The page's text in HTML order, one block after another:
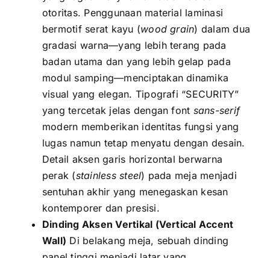
otoritas. Penggunaan material laminasi
bermotif serat kayu (wood grain) dalam dua
gradasi warna—yang lebih terang pada
badan utama dan yang lebih gelap pada
modul samping—menciptakan dinamika
visual yang elegan. Tipografi “SECURITY”
yang tercetak jelas dengan font sans-serif
modern memberikan identitas fungsi yang
lugas namun tetap menyatu dengan desain.
Detail aksen garis horizontal berwarna
perak (stainless steel) pada meja menjadi
sentuhan akhir yang menegaskan kesan
kontemporer dan presisi.
Dinding Aksen Vertikal (Vertical Accent
Wall) Di belakang meja, sebuah dinding